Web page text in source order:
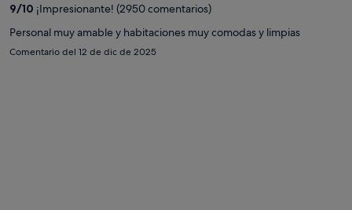
persona
9/10 ¡Impresionante! (2950 comentarios)
Personal muy amable y habitaciones muy comodas y limpias
Comentario del 12 de dic de 2025